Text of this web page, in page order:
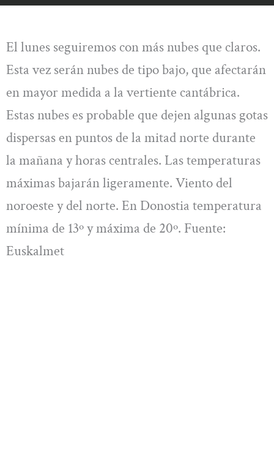
El lunes seguiremos con más nubes que claros.
Esta vez serán nubes de tipo bajo, que afectarán
en mayor medida a la vertiente cantábrica.
Estas nubes es probable que dejen algunas gotas
dispersas en puntos de la mitad norte durante
la mañana y horas centrales. Las temperaturas
máximas bajarán ligeramente. Viento del
noroeste y del norte. En Donostia temperatura
mínima de 13º y máxima de 20º. Fuente:
Euskalmet